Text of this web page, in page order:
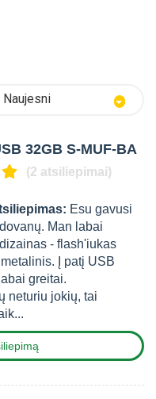
Naujesni
32GB S-MUF-BA
(2 atsiliepimai)
Esu gavusi
Man labai
- flash'iukas
Į patį USB
greitai.
neturiu jokių, tai